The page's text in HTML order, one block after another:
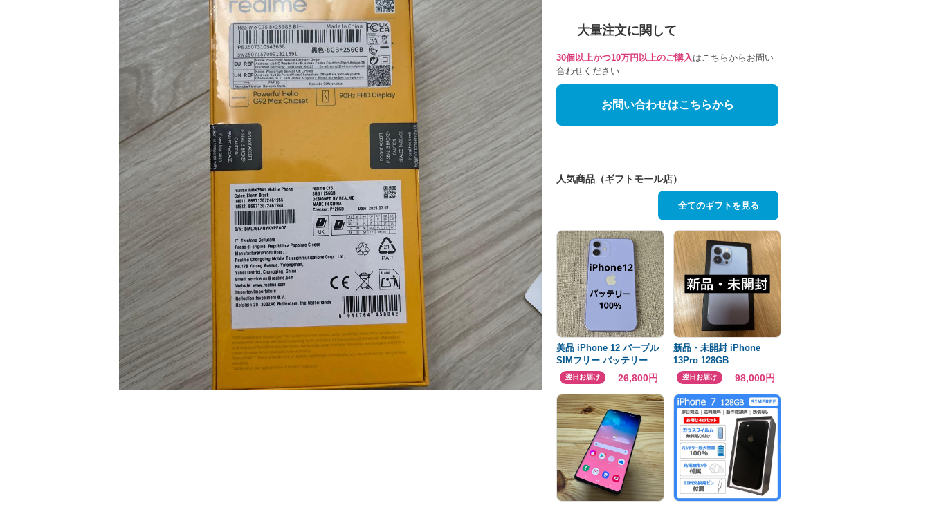
大量注文に関して
30個以上かつ10万円以上のご購入 はこちらからお問い
合わせください
お問い合わせはこちらから
人気商品（ギフトモール店）
全てのギフトを見る
美品 iPhone 12 パープル
SIMフリー バッテリー
100％
翌日お届け 26,800円
新品・未開封 iPhone
13Pro 128GB
翌日お届け 98,000円